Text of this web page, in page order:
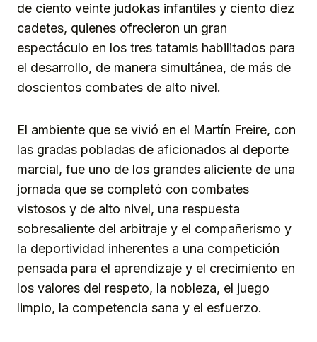
de ciento veinte judokas infantiles y ciento diez
cadetes, quienes ofrecieron un gran
espectáculo en los tres tatamis habilitados para
el desarrollo, de manera simultánea, de más de
doscientos combates de alto nivel.
El ambiente que se vivió en el Martín Freire, con
las gradas pobladas de aficionados al deporte
marcial, fue uno de los grandes aliciente de una
jornada que se completó con combates
vistosos y de alto nivel, una respuesta
sobresaliente del arbitraje y el compañerismo y
la deportividad inherentes a una competición
pensada para el aprendizaje y el crecimiento en
los valores del respeto, la nobleza, el juego
limpio, la competencia sana y el esfuerzo.